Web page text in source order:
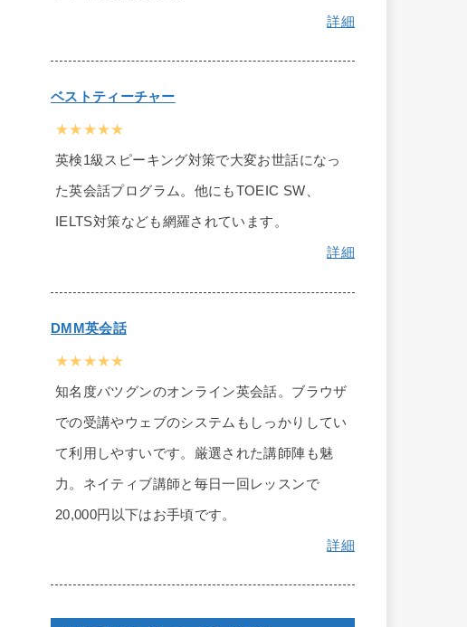
詳細
ベストティーチャー
★★★★★
英検1級スピーキング対策で大変お世話になっ
た英会話プログラム。他にもTOEIC SW、
IELTS対策なども網羅されています。
詳細
DMM英会話
★★★★★
知名度バツグンのオンライン英会話。ブラウザ
での受講やウェブのシステムもしっかりしてい
て利用しやすいです。厳選された講師陣も魅
力。ネイティブ講師と毎日一回レッスンで
20,000円以下はお手頃です。
詳細